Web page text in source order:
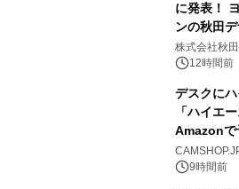
に発表！
ンの秋田
秋田犬の子
るパッケー
株式会社秋
12時間前
デスクにハ
「ハイエ
Amazonで
9時間前